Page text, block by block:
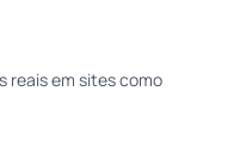
reais em sites como